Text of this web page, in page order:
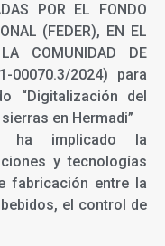
POR EL FONDO
(FEDER), EN EL
COMUNIDAD DE
00070.3/2024) para
“Digitalización del
en Hermadi”
ha implicado la
y tecnologías
fabricación entre la
el control de